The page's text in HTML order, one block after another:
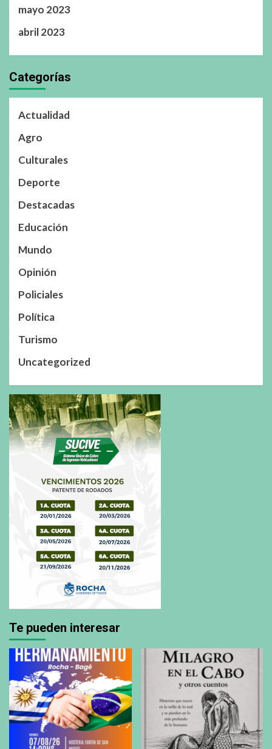
mayo 2023
abril 2023
Categorías
Actualidad
Agro
Culturales
Deporte
Destacadas
Educación
Mundo
Opinión
Policiales
Política
Turismo
Uncategorized
Te pueden interesar